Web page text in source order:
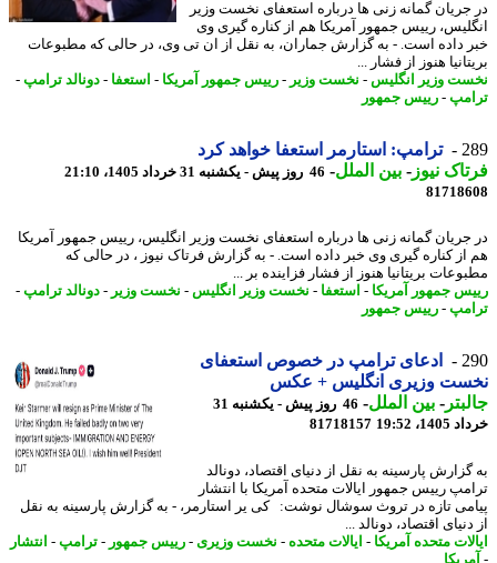
گمانه زنی ها درباره استعفای نخست وزیر
رییس جمهور آمریکا هم از کناره گیری وی
داده است. - به گزارش جماران، به نقل از ان تی وی، در حالی که مطبوعات
هنوز از فشار ...
وزیر انگلیس-نخست وزیر - رییس جمهور آمریکا- استعفا-دونالد ترامپ -
-رییس جمهور
ترامپ: استارمر استعفا خواهد کرد
نیوز-بین الملل-46 روز پیش - یکشنبه 31 خرداد 1405، 21:10
گمانه زنی ها درباره استعفای نخست وزیر انگلیس، رییس جمهور آمریکا
کناره گیری وی خبر داده است. - به گزارش فرتاک نیوز ، در حالی که
بریتانیا هنوز از فشار فزاینده بر ...
جمهور آمریکا- استعفا-نخست وزیر انگلیس-نخست وزیر - دونالد ترامپ -
-رییس جمهور
ادعای ترامپ در خصوص استعفای
وزیری انگلیس + عکس
-بین الملل-
46 روز پیش - یکشنبه 31
19:52
81718157
پارسینه به نقل از دنیای اقتصاد، دونالد
رییس جمهور ایالات متحده آمریکا با انتشار
تازه در تروث سوشال نوشت: کی یر استارمر، - به گزارش پارسینه به نقل
اقتصاد، دونالد ...
متحده آمریکا- ایالات متحده-نخست وزیری - رییس جمهور-ترامپ -انتشار